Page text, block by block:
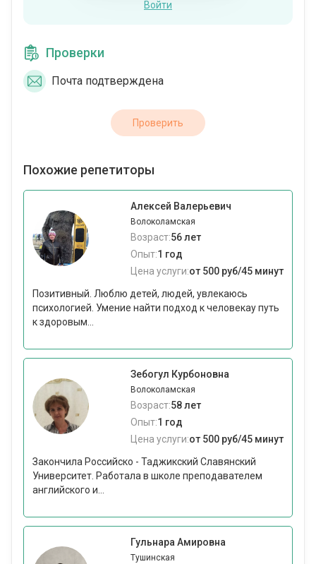
Войти
Проверки
Почта подтверждена
Проверить
Похожие репетиторы
Алексей Валерьевич
Волоколамская
Возраст:56 лет
Опыт:1 год
Цена услуги:от 500 руб/45 минут
Позитивный. Люблю детей, людей, увлекаюсь
психологией. Умение найти подход к человекау путь
к здоровым...
Зебогул Курбоновна
Волоколамская
Возраст:58 лет
Опыт:1 год
Цена услуги:от 500 руб/45 минут
Закончила Российско - Таджикский Славянский
Университет. Работала в школе преподавателем
английского и...
Гульнара Амировна
Тушинская